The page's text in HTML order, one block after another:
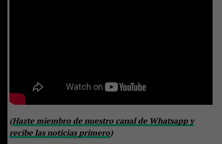
(Hazte miembro de nuestro canal de Whatsapp y
recibe las noticias primero)